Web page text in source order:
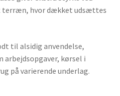
terræn, hvor dækket udsættes
til alsidig anvendelse,
arbejdsopgaver, kørsel i
på varierende underlag.